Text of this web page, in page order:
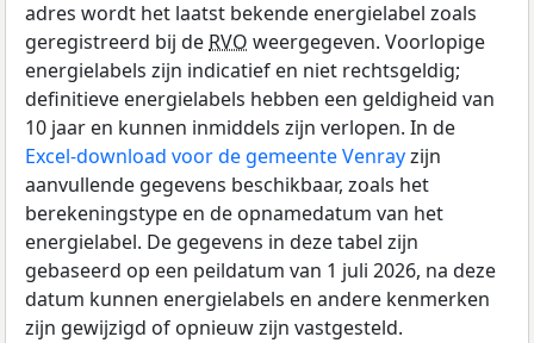
adres wordt het laatst bekende energielabel zoals
geregistreerd bij de RVO weergegeven. Voorlopige
energielabels zijn indicatief en niet rechtsgeldig;
definitieve energielabels hebben een geldigheid van
10 jaar en kunnen inmiddels zijn verlopen. In de
Excel-download voor de gemeente Venrayzijn
aanvullende gegevens beschikbaar, zoals het
berekeningstype en de opnamedatum van het
energielabel. De gegevens in deze tabel zijn
gebaseerd op een peildatum van 1 juli 2026, na deze
datum kunnen energielabels en andere kenmerken
zijn gewijzigd of opnieuw zijn vastgesteld.